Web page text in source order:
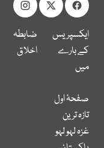
ایکسپریس
کے بارے
میں
ضابطہ
اخلاق
صفحۂ اول
تازہ ترین
غزہ لہو لہو